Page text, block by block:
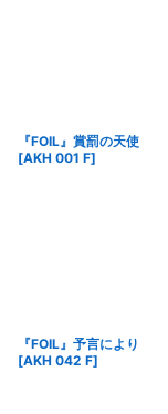
『FOIL』賞罰の天使
[AKH 001 F]
『FOIL』予言により
[AKH 042 F]